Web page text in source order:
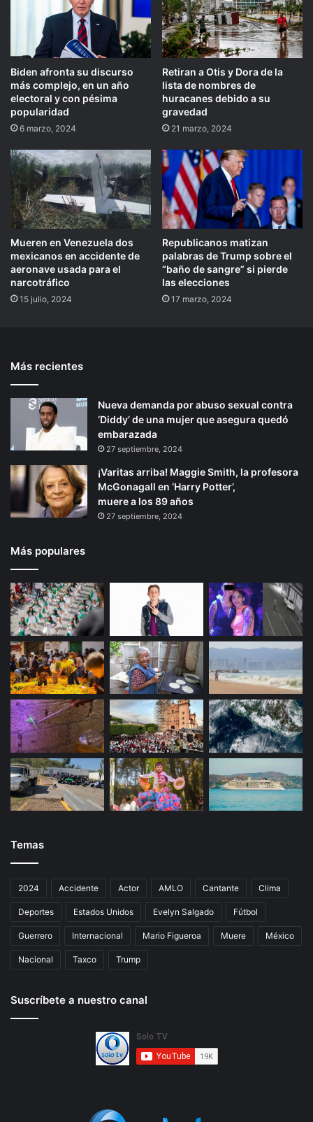
Biden afronta su discurso
más complejo, en un año
electoral y con pésima
popularidad
6 marzo, 2024
Retiran a Otis y Dora de la
lista de nombres de
huracanes debido a su
gravedad
21 marzo, 2024
Mueren en Venezuela dos
mexicanos en accidente de
aeronave usada para el
narcotráfico
15 julio, 2024
Republicanos matizan
palabras de Trump sobre el
“baño de sangre” si pierde
las elecciones
17 marzo, 2024
Más recientes
Nueva demanda por abuso sexual contra
‘Diddy’ de una mujer que asegura quedó
embarazada
27 septiembre, 2024
¡Varitas arriba! Maggie Smith, la profesora
McGonagall en ‘Harry Potter’,
muere a los 89 años
27 septiembre, 2024
Más populares
Temas
2024 Accidente Actor AMLO Cantante Clima
Deportes Estados Unidos Evelyn Salgado Fútbol
Guerrero Internacional Mario Figueroa Muere México
Nacional Taxco Trump
Suscríbete a nuestro canal